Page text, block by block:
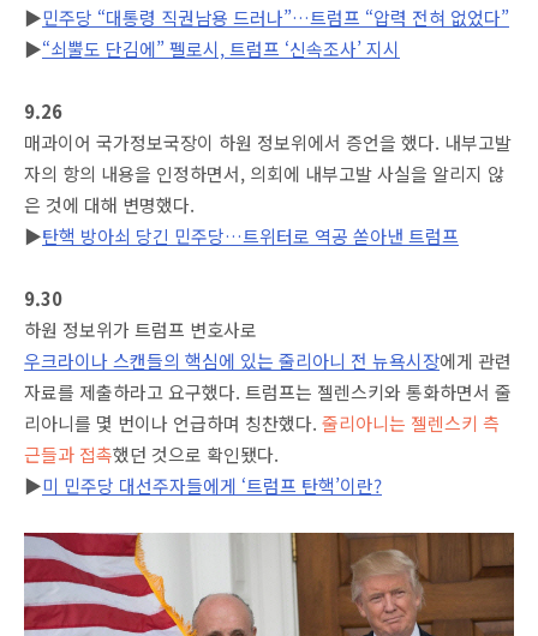
▶민주당 “대통령 직권남용 드러나”…트럼프 “압력 전혀 없었다”
▶“쇠뿔도 단김에” 펠로시, 트럼프 ‘신속조사’ 지시
9.26
매과이어 국가정보국장이 하원 정보위에서 증언을 했다. 내부고발
자의 항의 내용을 인정하면서, 의회에 내부고발 사실을 알리지 않
은 것에 대해 변명했다.
▶탄핵 방아쇠 당긴 민주당…트위터로 역공 쏟아낸 트럼프
9.30
하원 정보위가 트럼프 변호사로
우크라이나 스캔들의 핵심에 있는 줄리아니 전 뉴욕시장에게 관련
자료를 제출하라고 요구했다. 트럼프는 젤렌스키와 통화하면서 줄
리아니를 몇 번이나 언급하며 칭찬했다. 줄리아니는 젤렌스키 측
근들과 접촉했던 것으로 확인됐다.
▶미 민주당 대선주자들에게 ‘트럼프 탄핵’이란?